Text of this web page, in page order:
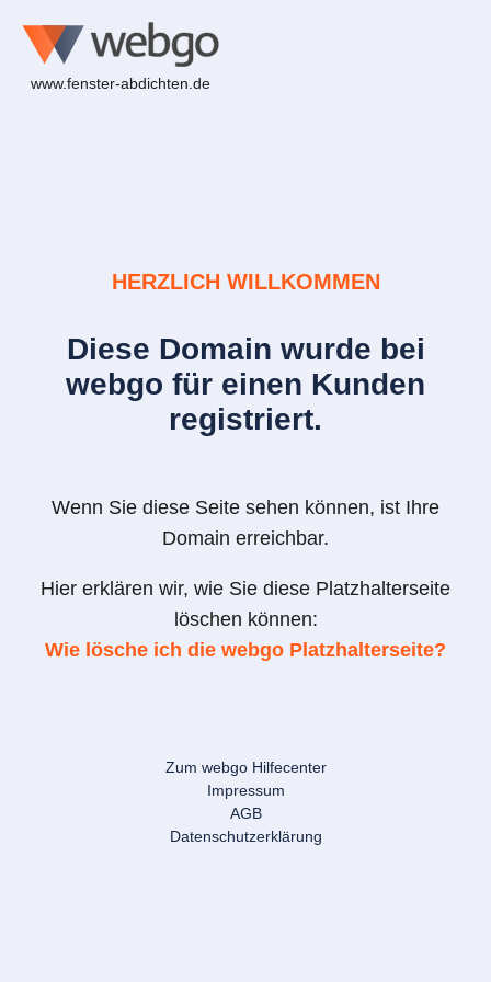
www.fenster-abdichten.de
HERZLICH WILLKOMMEN
Diese Domain wurde bei
webgo für einen Kunden
registriert.
Wenn Sie diese Seite sehen können, ist Ihre
Domain erreichbar.
Hier erklären wir, wie Sie diese Platzhalterseite
löschen können:
Wie lösche ich die webgo Platzhalterseite?
Zum webgo Hilfecenter
Impressum
AGB
Datenschutzerklärung